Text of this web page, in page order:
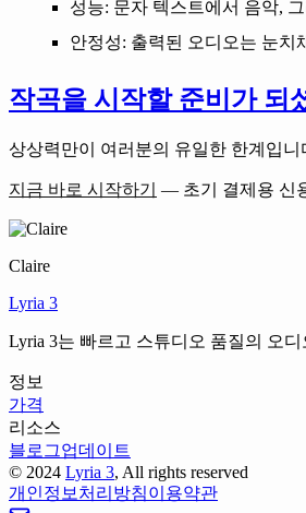
성능: 문자 텍스트에서 음악,
안정성: 출력된 오디오는 눈치
작곡을 시작할 준비가 되
상상력만이 여러분의 유일한 한계입니
지금 바로 시작하기 — 초기 결제용 신
Claire
Lyria 3
Lyria 3는 빠르고 스튜디오 품질의 오
정보
가격
리소스
블로그업데이트
© 2024 Lyria 3, All rights reserved
개인정보처리방침이용약관